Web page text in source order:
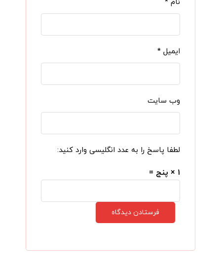
نام*
ایمیل*
وب‌ سایت
لطفا پاسخ را به عدد انگلیسی وارد کنید:
۱ × پنج =